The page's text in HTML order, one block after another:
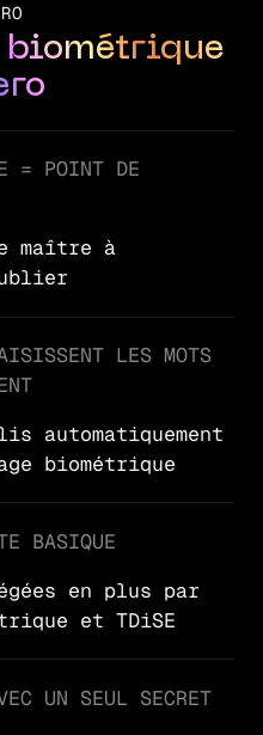
biométrique
= POINT DE
maître à
LES MOTS
automatiquement
biométrique
BASIQUE
en plus par
et TDiSE
UN SEUL SECRET